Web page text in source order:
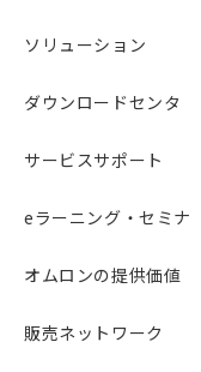
ソリューション
ダウンロードセンタ
サービスサポート
eラーニング・セミナ
オムロンの提供価値
販売ネットワーク